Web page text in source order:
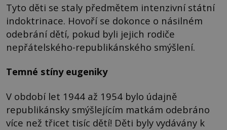
Tyto děti se staly předmětem intenzivní státní
indoktrinace. Hovoří se dokonce o násilném
odebrání dětí, pokud byli jejich rodiče
nepřátelského-republikánského smýšlení.
Temné stíny eugeniky
V období let 1944 až 1954 bylo údajně
republikánsky smýšlejícím matkám odebráno
více než třicet tisíc dětí! Děti byly vydávány k